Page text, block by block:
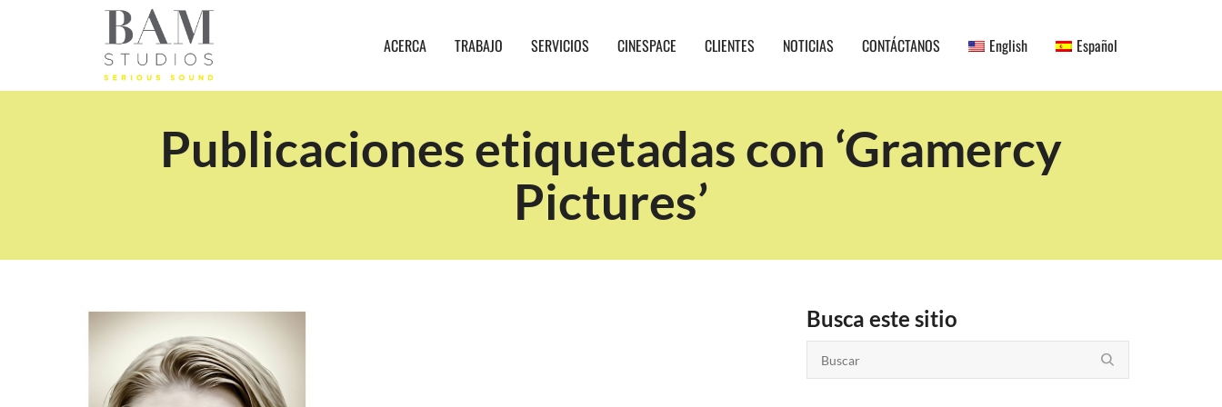
ACERCA TRABAJO SERVICIOS CINESPACE CLIENTES NOTICIAS CONTÁCTANOS English Español
Publicaciones etiquetadas con ‘Gramercy
Pictures’
Busca este sitio